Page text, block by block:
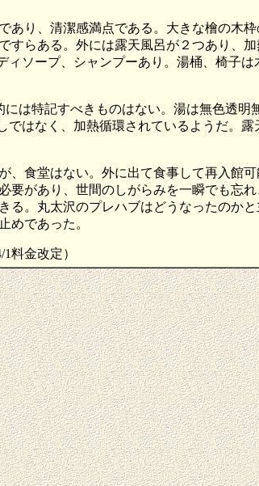
あり、清潔感満点である。大きな檜の木枠
すらある。外には露天風呂が２つあり、
ソープ、シャンプーあり。湯桶、椅子は
は特記すべきものはない。湯は無色透明
はなく、加熱循環されているようだ。
食堂はない。外に出て食事して再入館
があり、世間のしがらみを一瞬でも忘
。丸太沢のプレハブはどうなったのか
めであった。
料金改定）